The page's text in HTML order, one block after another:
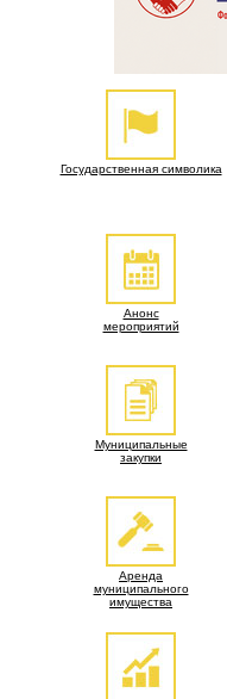
Государственная символика
Анонс
мероприятий
Муниципальные
закупки
Аренда
муниципального
имущества